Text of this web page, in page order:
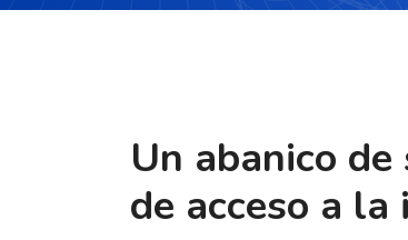
Un abanico
de acceso a